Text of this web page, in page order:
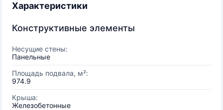
Характеристики
Конструктивные элементы
Несущие стены:
Панельные
Площадь подвала, м²:
974.9
Крыша:
Железобетонные